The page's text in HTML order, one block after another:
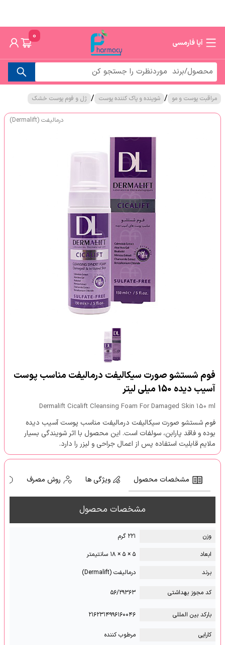
آپا فارمسی
0
مراقبت پوست و مو / شوینده و پاک کننده پوست / ژل و فوم پوست خشک
درمالیفت (Dermalift)
فوم شستشو صورت سیکالیفت درمالیفت مناسب پوست
آسیب دیده 150 میلی لیتر
Dermalift Cicalift Cleansing Foam For Damaged Skin 150 ml
فوم شستشو صورت سیکالیفت درمالیفت مناسب پوست آسیب دیده
بوده و فاقد پارابن، سولفات است. این محصول با اثر شویندگی بسیار
ملایم قابلیت استفاده پس از اعمال جراحی و لیزر را دارد.
مشخصات محصول ویژگی ها روش مصرف
مشخصات محصول
وزن
۲۲۱ گرم
ابعاد
۵ × ۵ × ۱۸ سانتیمتر
برند
درمالیفت (Dermalift)
کد مجوز بهداشتی ۵۶/۲۹۳۶۳
بارکد بین المللی ۲۱۶۲۳۱۴۹۹۶۱۶۰۰۴۶
کارایی مرطوب کننده